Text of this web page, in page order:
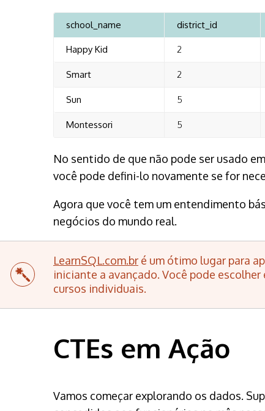
school_name district_id
Happy Kid 2
Smart 2
Sun 5
Montessori 5
No sentido de que não pode ser usado
você pode defini-lo novamente se for
Agora que você tem um entendimento
negócios do mundo real.
LearnSQL.com.br é um ótimo lugar para
iniciante a avançado. Você pode
cursos individuais.
CTEs em Ação
Vamos começar explorando os dados.